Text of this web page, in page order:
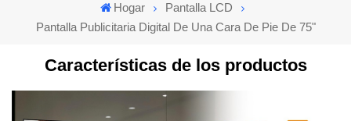
Hogar
Pantalla LCD
Pantalla Publicitaria Digital De Una Cara De Pie De 75"
Características de los productos